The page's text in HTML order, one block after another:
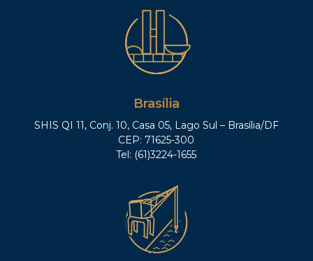
Brasília
SHIS QI 11, Conj. 10, Casa 05, Lago Sul – Brasília/DF
CEP: 71625-300
Tel: (61)3224-1655